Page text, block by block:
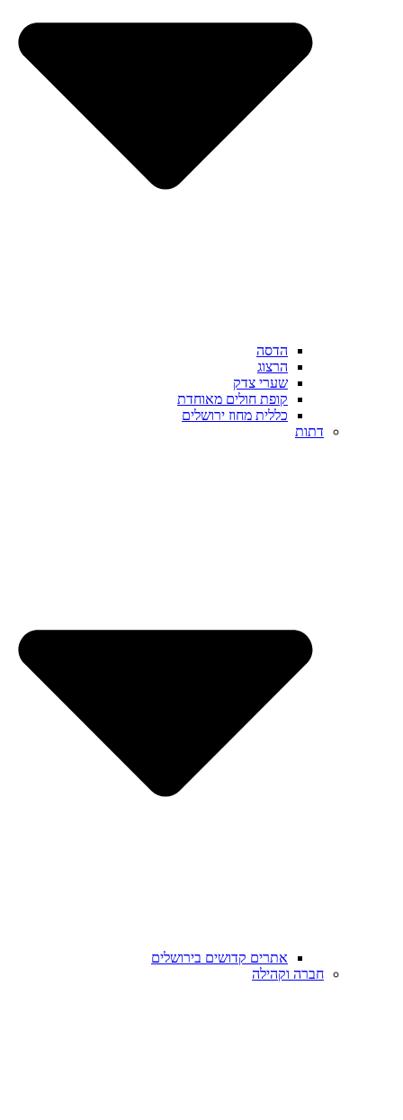
הדסה
הרצוג
שערי צדק
קופת חולים מאוחדת
כללית מחוז ירושלים
דתות
אתרים קדושים בירושלים
חברה וקהילה